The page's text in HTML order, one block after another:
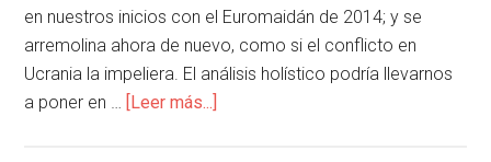
en nuestros inicios con el Euromaidán de 2014; y se
arremolina ahora de nuevo, como si el conflicto en
Ucrania la impeliera. El análisis holístico podría llevarnos
a poner en … [Leer más...]